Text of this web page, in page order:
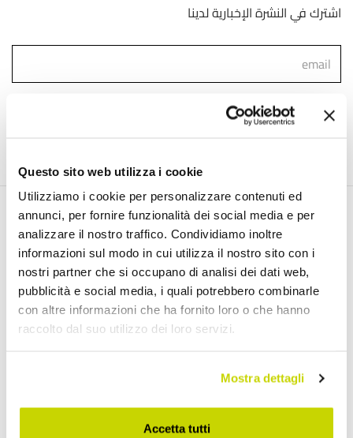
Questo sito web utilizza i cookie
Utilizziamo i cookie per personalizzare contenuti ed
annunci, per fornire funzionalità dei social media e per
analizzare il nostro traffico. Condividiamo inoltre
informazioni sul modo in cui utilizza il nostro sito con i
nostri partner che si occupano di analisi dei dati web,
pubblicità e social media, i quali potrebbero combinarle
con altre informazioni che ha fornito loro o che hanno
raccolto dal suo utilizzo dei loro servizi.
Mostra dettagli
Accetta tutti
اشترك في النشرة الإخبارية لدينا
لقد قرأت ووافقت على شروط استخدام البيانات الشخصية (
اكتشف منتجاتنا
طاولات قابلة للتمديد
طاولات قابلة للتمديد مع أسطح سيراميك
طاولات طعام زجاجية قابلة للتمديد